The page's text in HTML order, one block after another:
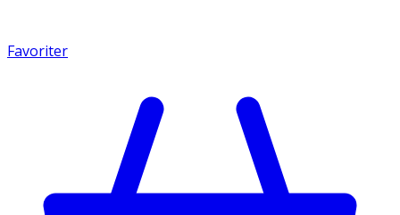
Favoriter